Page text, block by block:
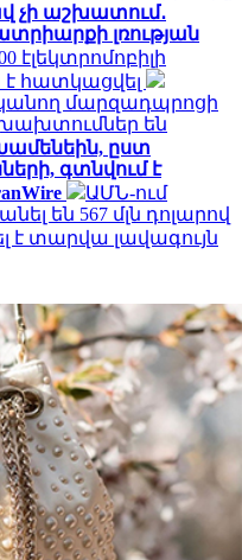
չի աշխատում․
լռության
էլեկտրոմոբիլի
հատկացվել
մարզադպրոցի
են
ըստ
գտնվում է
ԱՄՆ-ում
են 567 մլն դոլարով
է տարվա լավագույն